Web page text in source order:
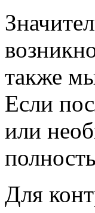
также
Если
или
Для